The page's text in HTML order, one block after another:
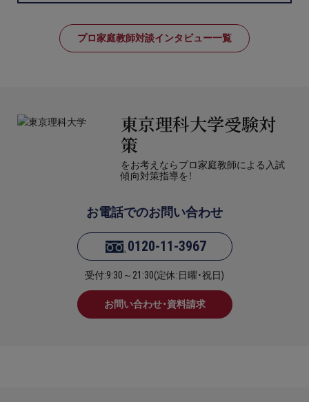
プロ家庭教師対談インタビュー一覧
東京理科大学受験対
策
をお考えならプロ家庭教師による入試
傾向対策指導を！
お電話でのお問い合わせ
0120-11-3967
受付:9:30～21:30(定休:日曜・祝日)
お問い合わせ・資料請求